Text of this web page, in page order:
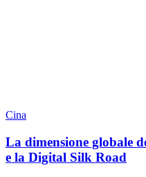
Cina
La dimensione globale
e la Digital Silk Road